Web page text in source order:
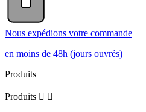
Nous expédions votre commande
en moins de 48h (jours ouvrés)
Produits
Produits  